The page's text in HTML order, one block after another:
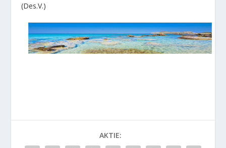
(Des.V.)
AKTIE: